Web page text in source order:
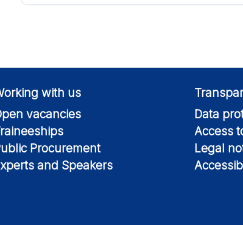
with us
vacancies
Procurement
and Speakers
Data
Access
Legal